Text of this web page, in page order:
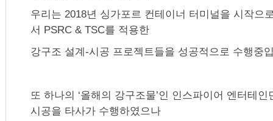
우리는 2018년 싱가포르 컨테이너 터미널을 시작으
서 PSRC & TSC를 적용한
강구조 설계-시공 프로젝트들을 성공적으로 수행중
또 하나의 ‘올해의 강구조물’인 인스파이어 엔터테
시공을 타사가 수행하였으나